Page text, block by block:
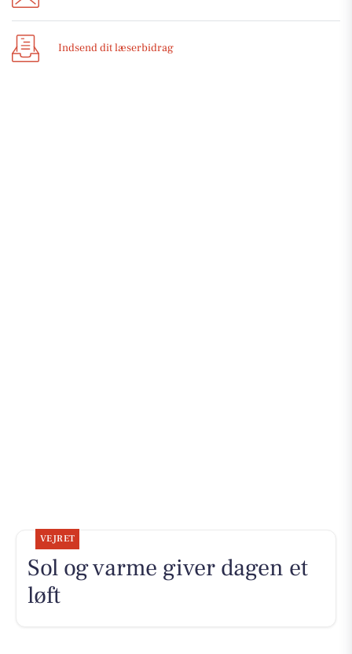
Indsend dit læserbidrag
VEJRET
Sol og varme giver dagen et
løft